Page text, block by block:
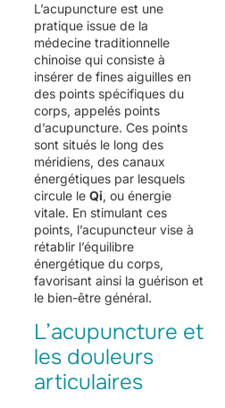
L’acupuncture est une
pratique issue de la
médecine traditionnelle
chinoise qui consiste à
insérer de fines aiguilles en
des points spécifiques du
corps, appelés points
d’acupuncture. Ces points
sont situés le long des
méridiens, des canaux
énergétiques par lesquels
circule le Qi, ou énergie
vitale. En stimulant ces
points, l’acupuncteur vise à
rétablir l’équilibre
énergétique du corps,
favorisant ainsi la guérison et
le bien-être général.
L’acupuncture et
les douleurs
articulaires